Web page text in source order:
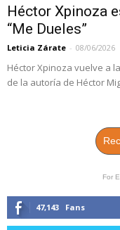
Héctor Xpinoza
“Me Dueles”
Leticia Zárate - 08/06/2026
Héctor Xpinoza vuelve a
de la autoría de Héctor
For
47,143 Fans